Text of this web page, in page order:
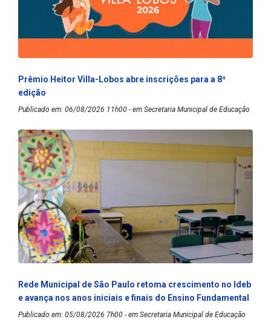
Prêmio Heitor Villa-Lobos abre inscrições para a 8ª
edição
Publicado em: 06/08/2026 11h00 - em Secretaria Municipal de Educação
Rede Municipal de São Paulo retoma crescimento no Ideb
e avança nos anos iniciais e finais do Ensino Fundamental
Publicado em: 05/08/2026 7h00 - em Secretaria Municipal de Educação